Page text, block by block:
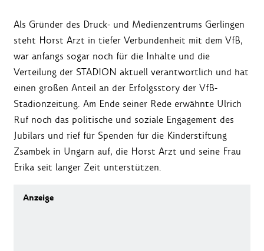
Als Gründer des Druck- und Medienzentrums Gerlingen
steht Horst Arzt in tiefer Verbundenheit mit dem VfB,
war anfangs sogar noch für die Inhalte und die
Verteilung der STADION aktuell verantwortlich und hat
einen großen Anteil an der Erfolgsstory der VfB-
Stadionzeitung. Am Ende seiner Rede erwähnte Ulrich
Ruf noch das politische und soziale Engagement des
Jubilars und rief für Spenden für die Kinderstiftung
Zsambek in Ungarn auf, die Horst Arzt und seine Frau
Erika seit langer Zeit unterstützen.